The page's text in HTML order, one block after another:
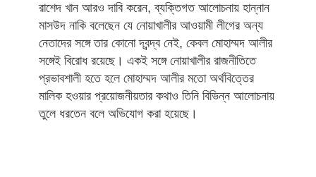
রাশেদ খান আরও দাবি করেন, ব্যক্তিগত আলোচনায় হান্নান
মাসউদ নাকি বলেছেন যে নোয়াখালীর আওয়ামী লীগের অন্য
নেতাদের সঙ্গে তার কোনো দ্বন্দ্ব নেই, কেবল মোহাম্মদ আলীর
সঙ্গেই বিরোধ রয়েছে। একই সঙ্গে নোয়াখালীর রাজনীতিতে
প্রভাবশালী হতে হলে মোহাম্মদ আলীর মতো অর্থবিত্তের
মালিক হওয়ার প্রয়োজনীয়তার কথাও তিনি বিভিন্ন আলোচনায়
তুলে ধরতেন বলে অভিযোগ করা হয়েছে।